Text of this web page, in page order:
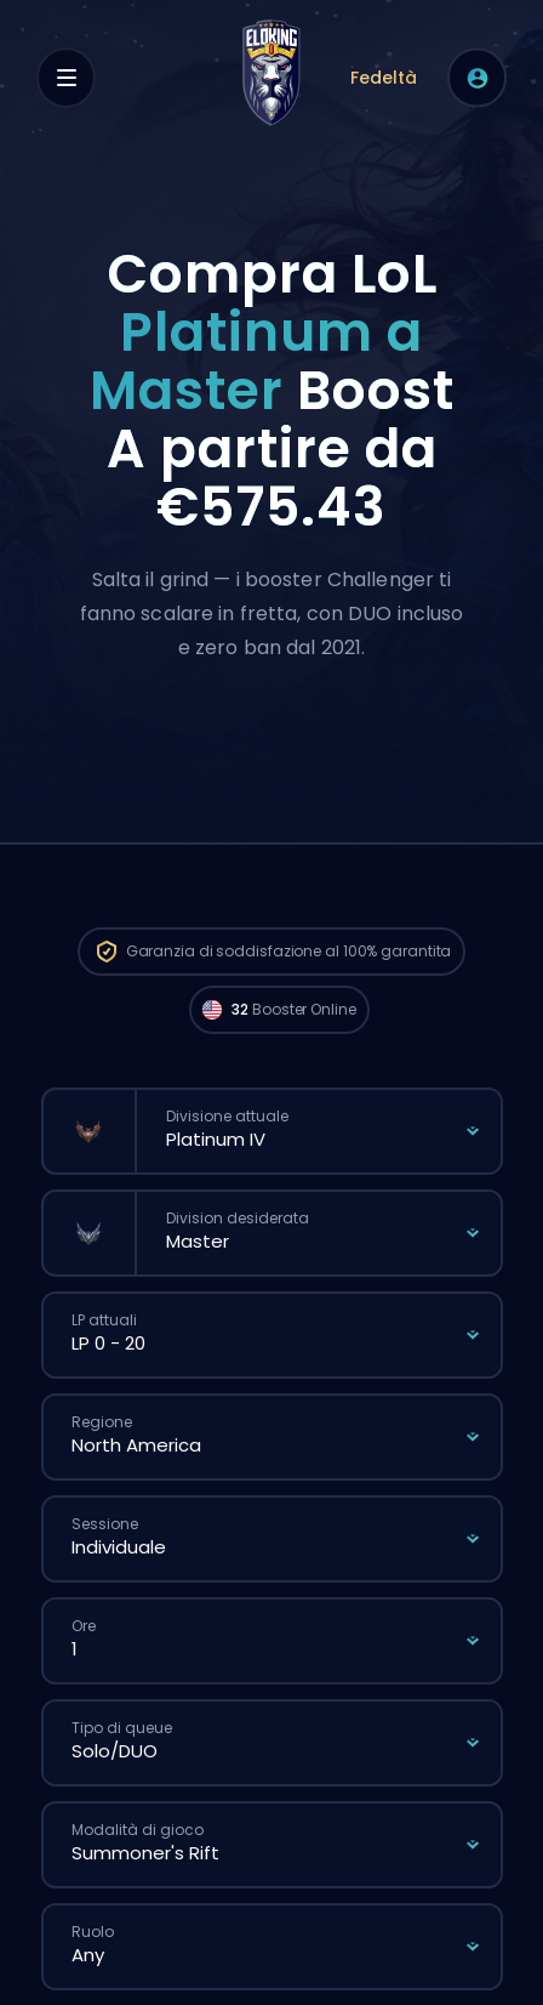
Fedeltà
Compra LoL
Platinum a
Master Boost
A partire da
€575.43
Salta il grind — i booster Challenger ti
fanno scalare in fretta, con DUO incluso
e zero ban dal 2021.
Garanzia di soddisfazione al 100% garantita
disponibili per iniziare il tuo ordine proprio
adesso. 🔥
32 Booster Online
Divisione attuale
Division desiderata
LP attuali
Regione
Sessione
Ore
Tipo di queue
Modalità di gioco
Ruolo